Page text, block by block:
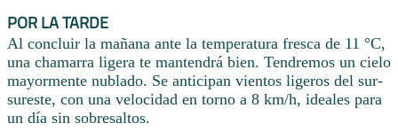
POR LA TARDE
Al concluir la mañana ante la temperatura fresca de 11 °C,
una chamarra ligera te mantendrá bien. Tendremos un cielo
mayormente nublado. Se anticipan vientos ligeros del sur-
sureste, con una velocidad en torno a 8 km/h, ideales para
un día sin sobresaltos.